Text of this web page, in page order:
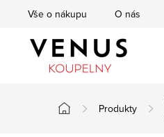
Vše o nákupu O nás
Domů
Produkty